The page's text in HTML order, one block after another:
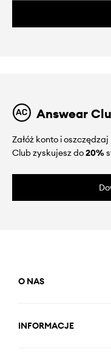
Answear
Załóż konto i
Club zyskujesz do20%
O NAS
INFORMACJE